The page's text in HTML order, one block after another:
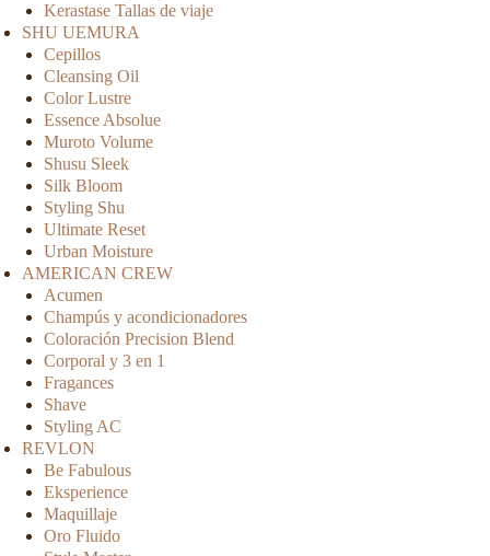
Kerastase Tallas de viaje
SHU UEMURA
Cepillos
Cleansing Oil
Color Lustre
Essence Absolue
Muroto Volume
Shusu Sleek
Silk Bloom
Styling Shu
Ultimate Reset
Urban Moisture
AMERICAN CREW
Acumen
Champús y acondicionadores
Coloración Precision Blend
Corporal y 3 en 1
Fragances
Shave
Styling AC
REVLON
Be Fabulous
Eksperience
Maquillaje
Oro Fluido